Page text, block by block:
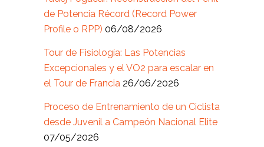
de Potencia Récord (Record Power
Profile o RPP) 06/08/2026
Tour de Fisiología: Las Potencias
Excepcionales y el VO2 para escalar en
el Tour de Francia 26/06/2026
Proceso de Entrenamiento de un Ciclista
desde Juvenil a Campeón Nacional Elite
07/05/2026